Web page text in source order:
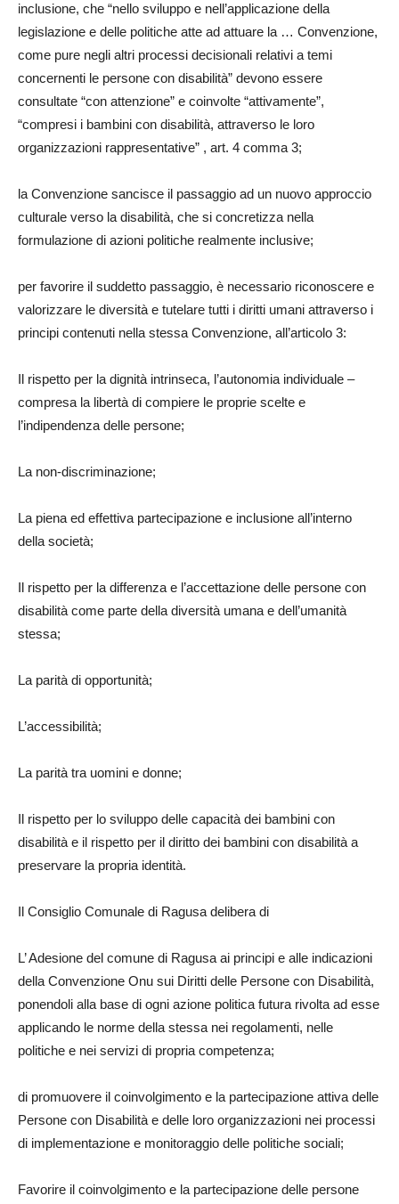
inclusione, che “nello sviluppo e nell’applicazione della
legislazione e delle politiche atte ad attuare la … Convenzione,
come pure negli altri processi decisionali relativi a temi
concernenti le persone con disabilità” devono essere
consultate “con attenzione” e coinvolte “attivamente”,
“compresi i bambini con disabilità, attraverso le loro
organizzazioni rappresentative” , art. 4 comma 3;
la Convenzione sancisce il passaggio ad un nuovo approccio
culturale verso la disabilità, che si concretizza nella
formulazione di azioni politiche realmente inclusive;
per favorire il suddetto passaggio, è necessario riconoscere e
valorizzare le diversità e tutelare tutti i diritti umani attraverso i
principi contenuti nella stessa Convenzione, all’articolo 3:
Il rispetto per la dignità intrinseca, l’autonomia individuale –
compresa la libertà di compiere le proprie scelte e
l’indipendenza delle persone;
La non-discriminazione;
La piena ed effettiva partecipazione e inclusione all’interno
della società;
Il rispetto per la differenza e l’accettazione delle persone con
disabilità come parte della diversità umana e dell’umanità
stessa;
La parità di opportunità;
L’accessibilità;
La parità tra uomini e donne;
Il rispetto per lo sviluppo delle capacità dei bambini con
disabilità e il rispetto per il diritto dei bambini con disabilità a
preservare la propria identità.
Il Consiglio Comunale di Ragusa delibera di
L’ Adesione del comune di Ragusa ai principi e alle indicazioni
della Convenzione Onu sui Diritti delle Persone con Disabilità,
ponendoli alla base di ogni azione politica futura rivolta ad esse
applicando le norme della stessa nei regolamenti, nelle
politiche e nei servizi di propria competenza;
di promuovere il coinvolgimento e la partecipazione attiva delle
Persone con Disabilità e delle loro organizzazioni nei processi
di implementazione e monitoraggio delle politiche sociali;
Favorire il coinvolgimento e la partecipazione delle persone